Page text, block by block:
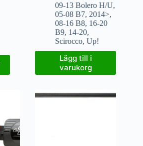
09-13 Bolero H/U,
05-08 B7, 2014>,
08-16 B8, 16-20
B9, 14-20,
Scirocco,Up!
Lägg till i
varukorg